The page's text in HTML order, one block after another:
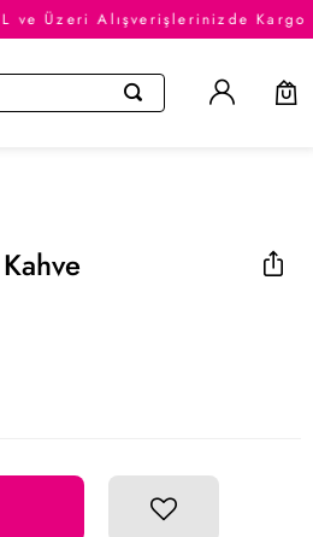
ve Üzeri Alışverişlerinizde Kargo